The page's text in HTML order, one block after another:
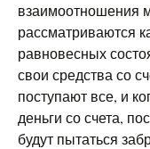
взаимоотношения
рассматриваются
равновесных
свои средства со
поступают все, и
деньги со счета,
будут пытаться